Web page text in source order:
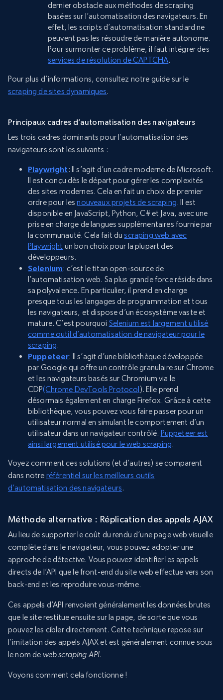
dernier obstacle aux méthodes de scraping
basées sur l’automatisation des navigateurs. En
effet, les scripts d’automatisation standard ne
peuvent pas les résoudre de manière autonome.
Pour surmonter ce problème, il faut intégrer des
services de résolution de CAPTCHA.
Pour plus d’informations, consultez notre guide sur le
scraping de sites dynamiques.
Principaux cadres d’automatisation des navigateurs
Les trois cadres dominants pour l’automatisation des
navigateurs sont les suivants :
Playwright : Il s’agit d’un cadre moderne de Microsoft.
Il est conçu dès le départ pour gérer les complexités
des sites modernes. Cela en fait un choix de premier
ordre pour lesnouveaux projets de scraping. Il est
disponible en JavaScript, Python, C# et Java, avec une
prise en charge de langues supplémentaires fournie par
la communauté. Cela fait duscraping web avec
Playwright un bon choix pour la plupart des
développeurs.
Selenium: c’est le titan open-source de
l’automatisation web. Sa plus grande force réside dans
sa polyvalence. En particulier, il prend en charge
presque tous les langages de programmation et tous
les navigateurs, et dispose d’un écosystème vaste et
mature. C’est pourquoi Selenium est largement utilisé
comme outil d’automatisation de navigateur pour le
scraping.
Puppeteer: Il s’agit d’une bibliothèque développée
par Google qui offre un contrôle granulaire sur Chrome
et les navigateurs basés sur Chromium via le
CDP(Chrome DevTools Protocol ). Elle prend
désormais également en charge Firefox. Grâce à cette
bibliothèque, vous pouvez vous faire passer pour un
utilisateur normal en simulant le comportement d’un
utilisateur dans un navigateur contrôlé. Puppeteer est
ainsi largement utilisé pour le web scraping.
Voyez comment ces solutions (et d’autres) se comparent
dans notre référentiel sur les meilleurs outils
d’automatisation des navigateurs.
Méthode alternative : Réplication des appels AJAX
Au lieu de supporter le coût du rendu d’une page web visuelle
complète dans le navigateur, vous pouvez adopter une
approche de détective. Vous pouvez identifier les appels
directs de l’API que le front-end du site web effectue vers son
back-end et les reproduire vous-même.
Ces appels d’API renvoient généralement les données brutes
que le site restitue ensuite sur la page, de sorte que vous
pouvez les cibler directement. Cette technique repose sur
l’imitation des appels AJAX et est généralement connue sous
le nom de web scraping API.
Voyons comment cela fonctionne !